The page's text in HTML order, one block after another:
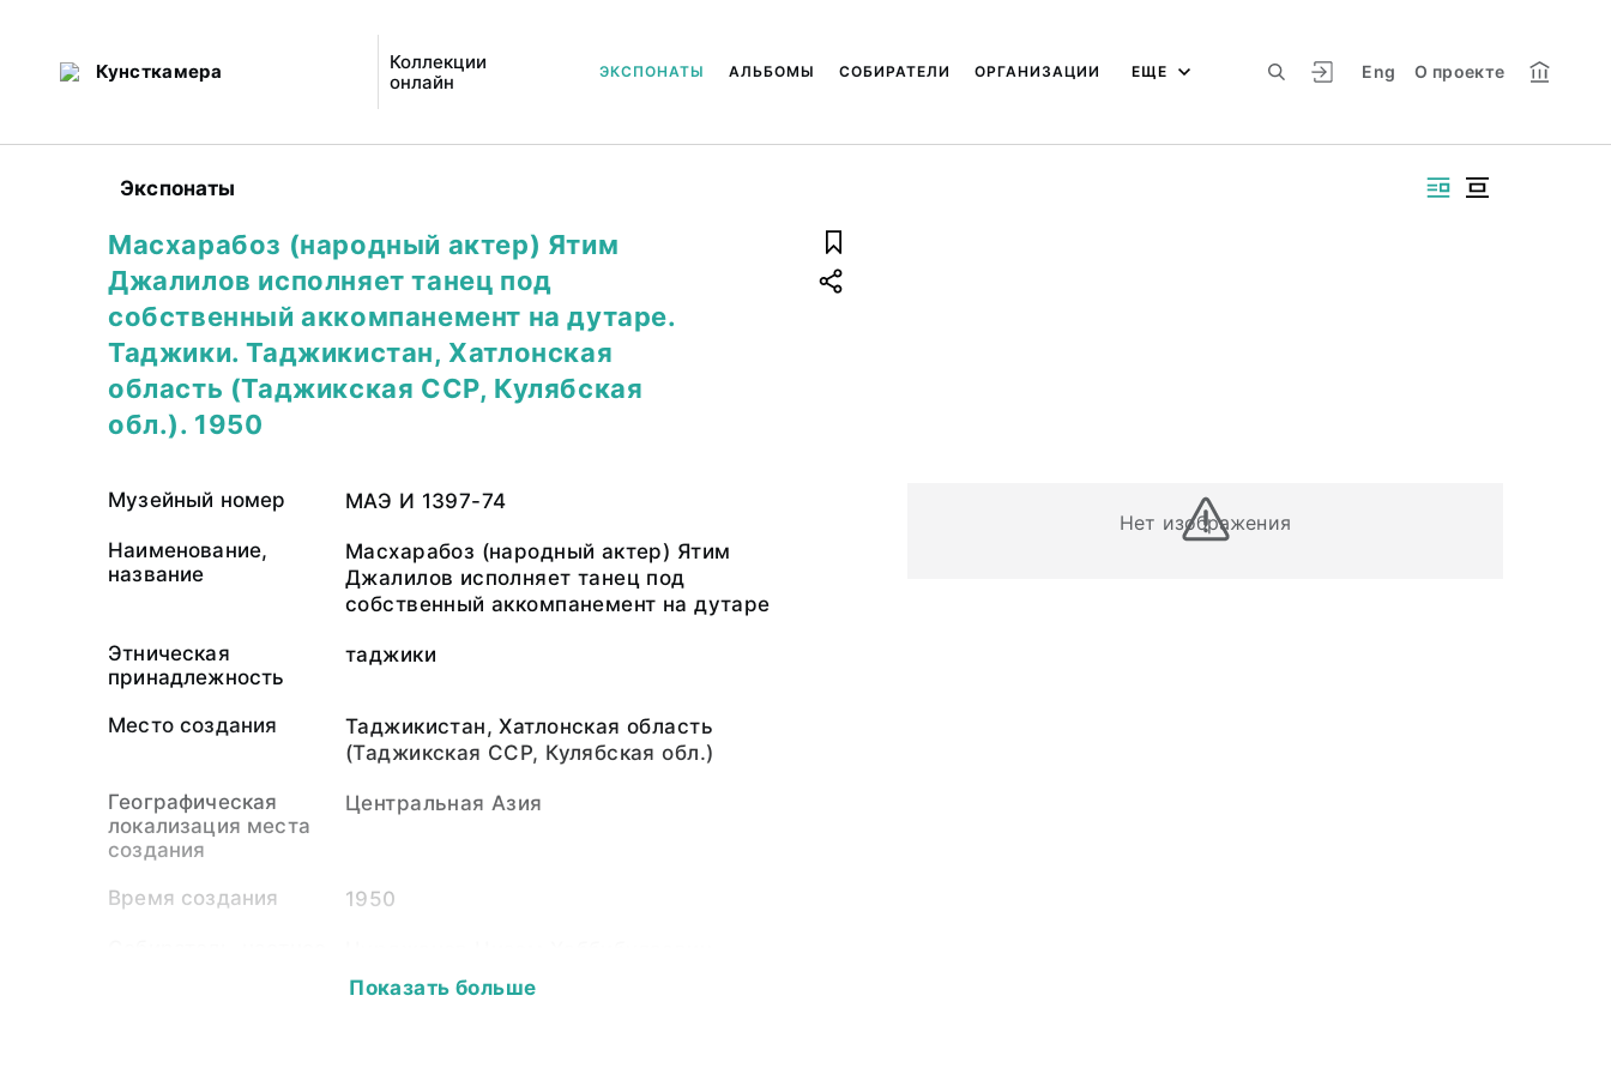
Кунсткамера
Коллекции
онлайн
Eng О проекте
ЭКСПОНАТЫ АЛЬБОМЫ СОБИРАТЕЛИ ОРГАНИЗАЦИИ ЕЩЕ
Экспонаты
Нет изображения
Масхарабоз (народный актер) Ятим
Джалилов исполняет танец под
собственный аккомпанемент на дутаре.
Таджики. Таджикистан, Хатлонская
область (Таджикская ССР, Кулябская
обл.). 1950
Музейный номер МАЭ И 1397-74
Наименование,
название
Масхарабоз (народный актер) Ятим
Джалилов исполняет танец под
собственный аккомпанемент на дутаре
Этническая
принадлежность
таджики
Место создания
Таджикистан, Хатлонская область
(Таджикская ССР, Кулябская обл.)
Географическая
локализация места
создания
Центральная Азия
Время создания 1950
(1923-2017)
Показать больше